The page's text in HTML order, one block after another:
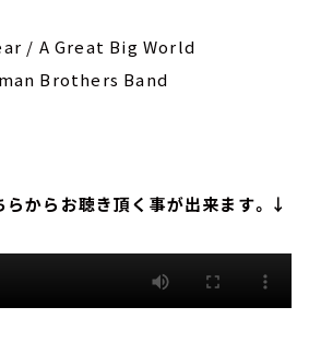
/ A Great Big World
Brothers Band
らからお聴き頂く事が出来ます。↓